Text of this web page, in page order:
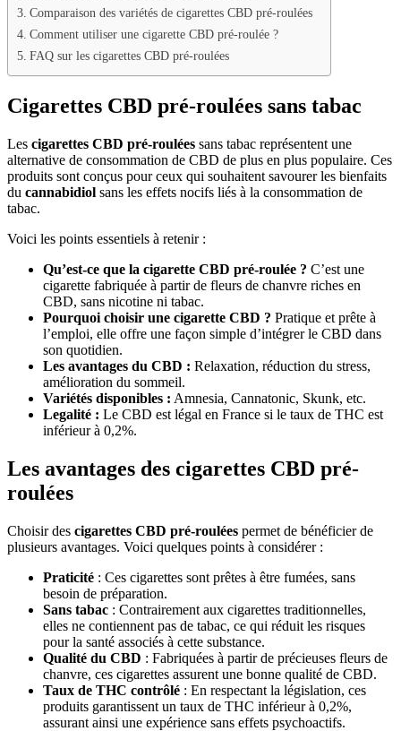
Comparaison des variétés de cigarettes CBD pré-roulées
Comment utiliser une cigarette CBD pré-roulée ?
FAQ sur les cigarettes CBD pré-roulées
Cigarettes CBD pré-roulées sans tabac
Les cigarettes CBD pré-roulées sans tabac représentent une
alternative de consommation de CBD de plus en plus populaire. Ces
produits sont conçus pour ceux qui souhaitent savourer les bienfaits
du cannabidiol sans les effets nocifs liés à la consommation de
tabac.
Voici les points essentiels à retenir :
Qu’est-ce que la cigarette CBD pré-roulée ? C’est une
cigarette fabriquée à partir de fleurs de chanvre riches en
CBD, sans nicotine ni tabac.
Pourquoi choisir une cigarette CBD ? Pratique et prête à
l’emploi, elle offre une façon simple d’intégrer le CBD dans
son quotidien.
Les avantages du CBD : Relaxation, réduction du stress,
amélioration du sommeil.
Variétés disponibles : Amnesia, Cannatonic, Skunk, etc.
Legalité : Le CBD est légal en France si le taux de THC est
inférieur à 0,2%.
Les avantages des cigarettes CBD pré-
roulées
Choisir des cigarettes CBD pré-roulées permet de bénéficier de
plusieurs avantages. Voici quelques points à considérer :
Praticité : Ces cigarettes sont prêtes à être fumées, sans
besoin de préparation.
Sans tabac : Contrairement aux cigarettes traditionnelles,
elles ne contiennent pas de tabac, ce qui réduit les risques
pour la santé associés à cette substance.
Qualité du CBD : Fabriquées à partir de précieuses fleurs de
chanvre, ces cigarettes assurent une bonne qualité de CBD.
Taux de THC contrôlé : En respectant la législation, ces
produits garantissent un taux de THC inférieur à 0,2%,
assurant ainsi une expérience sans effets psychoactifs.